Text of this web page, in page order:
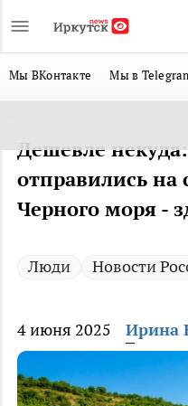
Мы ВКонтакте Мы в
Дешевле
отправились на
Черного моря -
Люди Новости
4 июня 2025 Ирина